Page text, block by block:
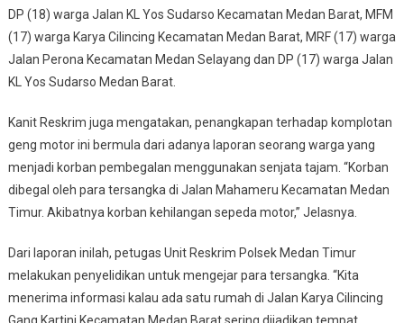
DP (18) warga Jalan KL Yos Sudarso Kecamatan Medan Barat, MFM
(17) warga Karya Cilincing Kecamatan Medan Barat, MRF (17) warga
Jalan Perona Kecamatan Medan Selayang dan DP (17) warga Jalan
KL Yos Sudarso Medan Barat.
Kanit Reskrim juga mengatakan, penangkapan terhadap komplotan
geng motor ini bermula dari adanya laporan seorang warga yang
menjadi korban pembegalan menggunakan senjata tajam. “Korban
dibegal oleh para tersangka di Jalan Mahameru Kecamatan Medan
Timur. Akibatnya korban kehilangan sepeda motor,” Jelasnya.
Dari laporan inilah, petugas Unit Reskrim Polsek Medan Timur
melakukan penyelidikan untuk mengejar para tersangka. “Kita
menerima informasi kalau ada satu rumah di Jalan Karya Cilincing
Gang Kartini Kecamatan Medan Barat sering dijadikan tempat